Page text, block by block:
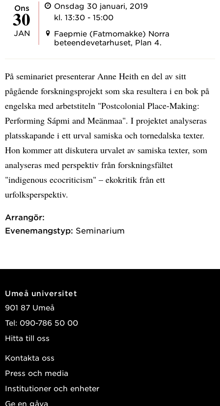
ons
30
JAN
Onsdag 30 januari, 2019
kl. 13:30 - 15:00
Faepmie (Fatmomakke) Norra
beteendevetarhuset, Plan 4.
På seminariet presenterar Anne Heith en del av sitt
pågående forskningsprojekt som ska resultera i en bok på
engelska med arbetstiteln "Postcolonial Place-Making:
Performing Sápmi and Meänmaa". I projektet analyseras
platsskapande i ett urval samiska och tornedalska texter.
Hon kommer att diskutera urvalet av samiska texter, som
analyseras med perspektiv från forskningsfältet
"indigenous ecocriticism" – ekokritik från ett
urfolksperspektiv.
Arrangör:
Evenemangstyp: Seminarium
Umeå universitet
901 87 Umeå
Tel: 090-786 50 00
Hitta till oss
Kontakta oss
Press och media
Institutioner och enheter
Ge en gåva